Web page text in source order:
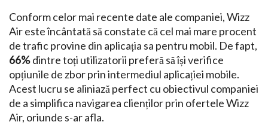
Conform celor mai recente date ale companiei, Wizz
Air este încântată să constate că cel mai mare procent
de trafic provine din aplicația sa pentru mobil. De fapt,
66%dintre toți utilizatorii preferă să își verifice
opțiunile de zbor prin intermediul aplicației mobile.
Acest lucru se aliniază perfect cu obiectivul companiei
de a simplifica navigarea clienților prin ofertele Wizz
Air, oriunde s-ar afla.